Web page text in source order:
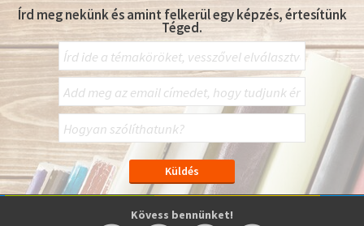
Írd meg nekünk és amint felkerül egy képzés, értesítünk
Téged.
Kövess bennünket!